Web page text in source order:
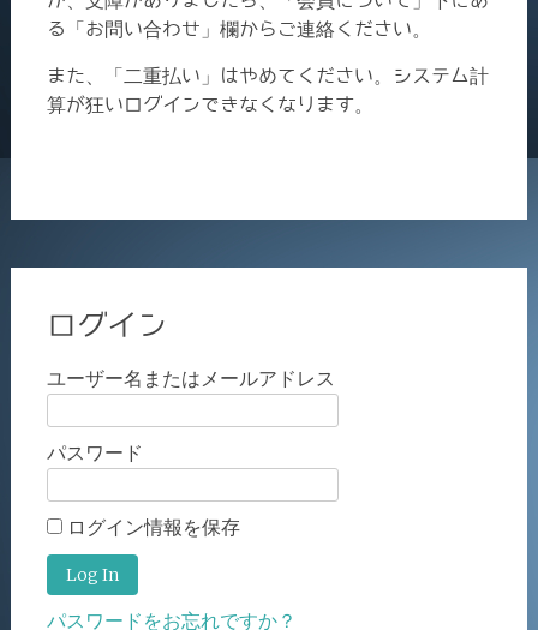
る「お問い合わせ」欄からご連絡ください。
また、「二重払い」はやめてください。システム計
算が狂いログインできなくなります。
ログイン
ユーザー名またはメールアドレス
パスワード
ログイン情報を保存
パスワードをお忘れですか？